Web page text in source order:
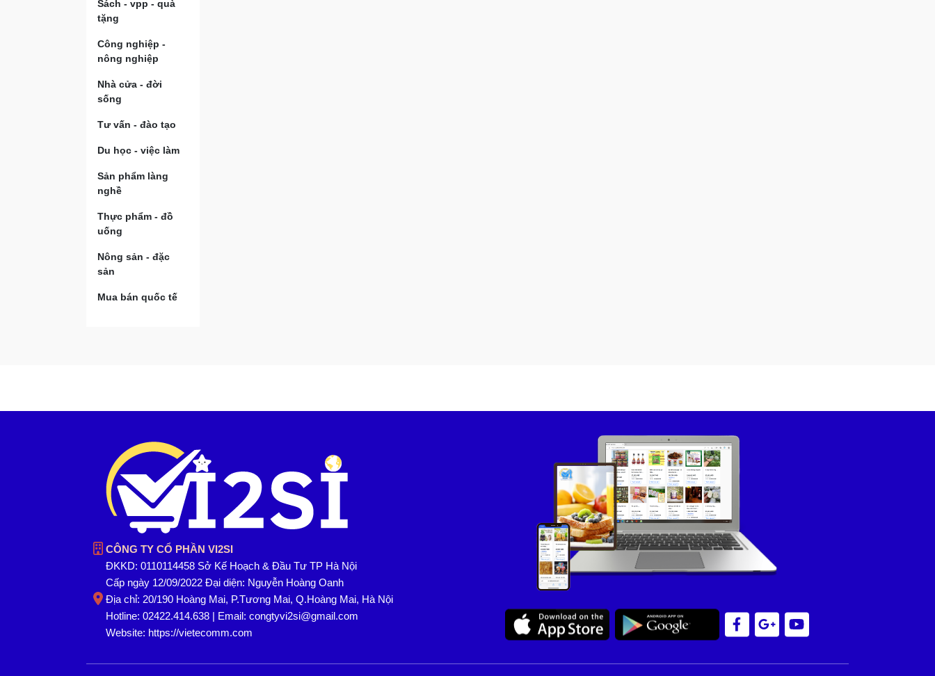
Sách - vpp - quà
tặng
Công nghiệp -
nông nghiệp
Nhà cửa - đời
sống
Tư vấn - đào tạo
Du học - việc làm
Sản phẩm làng
nghề
Thực phẩm - đồ
uống
Nông sản - đặc
sản
Mua bán quốc tế
CÔNG TY CỔ PHẦN VI2SI
ĐKKD: 0110114458 Sở Kế Hoạch & Đầu Tư TP Hà Nội
Cấp ngày 12/09/2022 Đại diện: Nguyễn Hoàng Oanh
Địa chỉ: 20/190 Hoàng Mai, P.Tương Mai, Q.Hoàng Mai, Hà Nội
Hotline: 02422.414.638 | Email: congtyvi2si@gmail.com
Website: https://vietecomm.com